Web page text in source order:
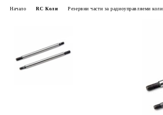
Начало RC Коли Резервни части за радиоуправляеми коли